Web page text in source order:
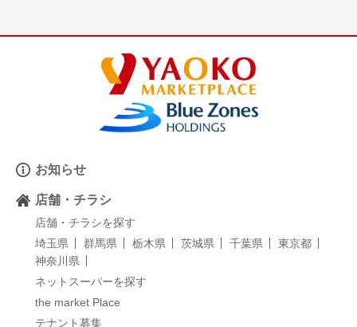
お知らせ
店舗・チラシ
店舗・チラシを探す
埼玉県
群馬県 栃木県 茨城県 千葉県
東京都
神奈川県
ネットスーパーを探す
the market Place
テナント募集